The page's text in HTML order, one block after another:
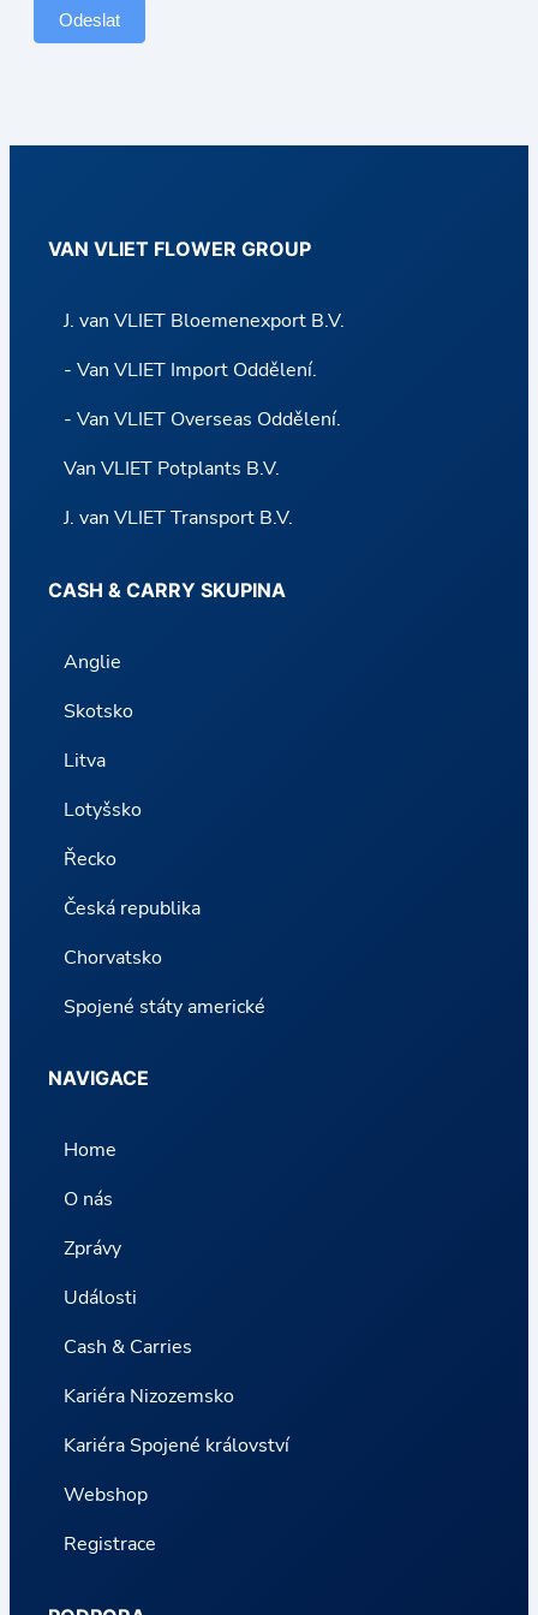
a
Odeslat
VAN VLIET FLOWER GROUP
J. van VLIET Bloemenexport B.V.
- Van VLIET Import Oddělení.
- Van VLIET Overseas Oddělení.
Van VLIET Potplants B.V.
J. van VLIET Transport B.V.
CASH & CARRY SKUPINA
Anglie
Skotsko
Litva
Lotyšsko
Řecko
Česká republika
Chorvatsko
Spojené státy americké
NAVIGACE
Home
O nás
Zprávy
Události
Cash & Carries
Kariéra Nizozemsko
Kariéra Spojené království
Webshop
Registrace